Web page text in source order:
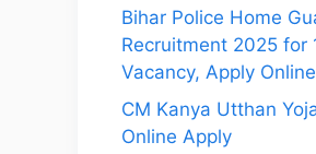
Bihar Police Home
Recruitment 2025 for
Vacancy, Apply
CM Kanya Utthan
Online Apply